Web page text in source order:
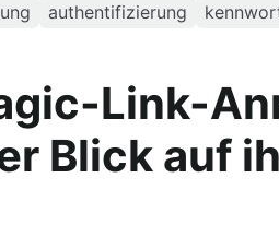
authentifizierung
Link-
Blick auf